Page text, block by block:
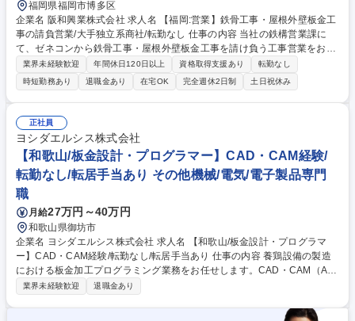
福岡県福岡市博多区
企業名 阪和興業株式会社 求人名 【福岡:営業】鉄骨工事・屋根外壁板金工
事の請負営業/大手独立系商社/転勤なし 仕事の内容 当社の鉄構営業課に
て、ゼネコンから鉄骨工事・屋根外壁板金工事を請け負う工事営業をお任
せします。 【具体的には】■営業担当者一人当たり5～10社程度のゼネコ
ンを担当。屋根外壁の板金工事はゼネコンへの設計折込営業もあります。
■図面（引合い）受領に始まり、仕入先選定・交渉、見積作成、金額交
渉、制約後は物件の管理を行います。 ■受注後の工程管理、制作管理、品
質管理、製品検査立会については、仕事量や能力に合わせ、組織でサポー
トします。その過程で、現場訪問や製作工場訪問（出張）もございます。
募集職種 【福岡:営業】鉄骨工事・屋根外壁板金工事の請負営業/大手独立
系商社/転勤なし
業界未経験歓迎 年間休日120日以上 資格取得支援あり
転勤なし
時短勤務あり
退職金あり 在宅OK 完全週休2日制 土日祝休み
正社員
ヨシダエルシス株式会社
【和歌山/板金設計・プログラマー】CAD・CAM経験/
転勤なし/転居手当あり その他機械/電気/電子製品専門
職
月給27万円～40万円
和歌山県御坊市
企業名 ヨシダエルシス株式会社 求人名 【和歌山/板金設計・プログラマ
ー】CAD・CAM経験/転勤なし/転居手当あり 仕事の内容 養鶏設備の製造
における板金加工プログラミング業務をお任せします。CAD・CAM（AP
100）を使用し、設計データから加工用NCデータを作成。将来的に現場の
き、AMADA製の最新鋭マシン（ターレットパンチプレス、レーザー加工
業界未経験歓迎 退職金あり